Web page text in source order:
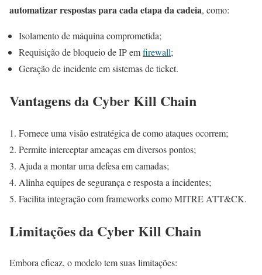
automatizar respostas para cada etapa da cadeia, como:
Isolamento de máquina comprometida;
Requisição de bloqueio de IP emfirewall;
Geração de incidente em sistemas de ticket.
Vantagens da Cyber Kill Chain
Fornece uma visão estratégica de como ataques ocorrem;
Permite interceptar ameaças em diversos pontos;
Ajuda a montar uma defesa em camadas;
Alinha equipes de segurança e resposta a incidentes;
Facilita integração com frameworks como MITRE ATT&CK.
Limitações da Cyber Kill Chain
Embora eficaz, o modelo tem suas limitações: